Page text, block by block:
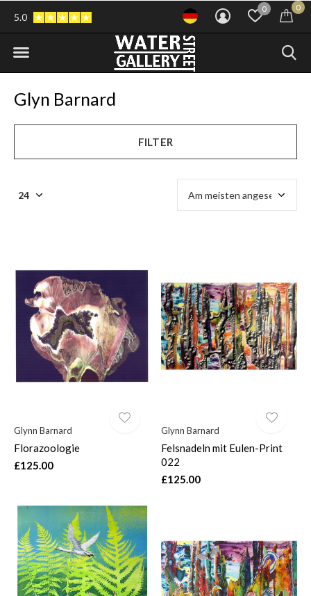
0 0
5.0
Glyn Barnard
FILTER
Glynn Barnard
Florazoologie
£125.00
Glynn Barnard
Felsnadeln mit Eulen-Print
022
£125.00